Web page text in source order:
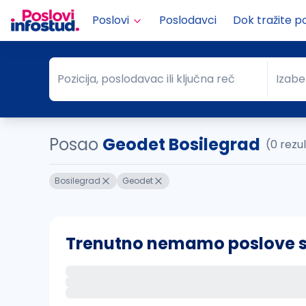
Poslovi Poslodavci Dok tražite
Pozicija, poslodavac ili ključna reč
Pozicija, poslodavac ili ključna reč Grad
Posao Geodet Bosilegrad (0
Bosilegrad Geodet
Trenutno nemamo poslove